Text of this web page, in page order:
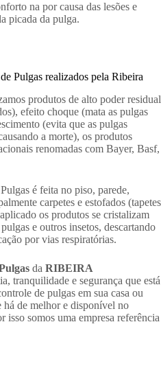
na por causa das lesões e
picada da pulga.
Pulgas realizados pela Ribeira
produtos de alto poder residual
efeito choque (mata as pulgas
(evita que as pulgas
a morte), os produtos
renomadas com Bayer, Basf,
é feita no piso, parede,
carpetes e estofados (tapetes
os produtos se cristalizam
e outros insetos, descartando
por vias respiratórias.
da RIBEIRA
tranquilidade e segurança que está
de pulgas em sua casa ou
de melhor e disponível no
isso somos uma empresa referência